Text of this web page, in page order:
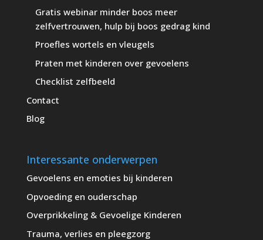
Gratis webinar minder boos meer
zelfvertrouwen, hulp bij boos gedrag kind
Proefles wortels en vleugels
Praten met kinderen over gevoelens
Checklist zelfbeeld
Contact
Blog
Interessante onderwerpen
Gevoelens en emoties bij kinderen
Opvoeding en ouderschap
Overprikkeling & Gevoelige Kinderen
Trauma, verlies en pleegzorg